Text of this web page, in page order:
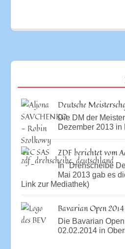
Deutsche
Die DM der
Dezember 2013 in
ZDF berichtet vom
In "Drehscheibe
Mai 2013 gab es
Link zur Mediathek)
Bavarian Open 2014
Die Bavarian
02.02.2014 in